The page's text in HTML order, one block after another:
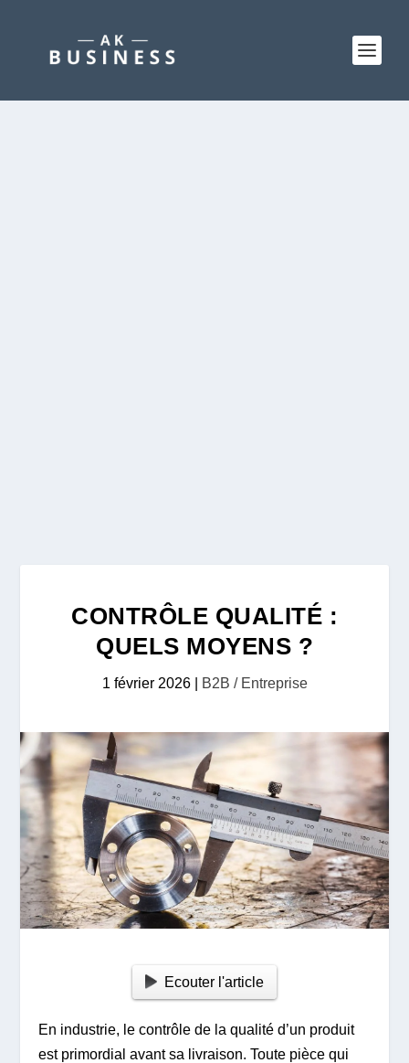
CONTRÔLE QUALITÉ :
QUELS MOYENS ?
1 février 2026| B2B / Entreprise
Ecouter l'article
En industrie, le contrôle de la qualité d’un produit
est primordial avant sa livraison. Toute pièce qui